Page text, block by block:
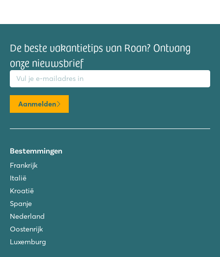
De beste vakantietips van Roan? Ontvang
onze nieuwsbrief
Aanmelden
Bestemmingen
Frankrijk
Italië
Kroatië
Spanje
Nederland
Oostenrijk
Luxemburg